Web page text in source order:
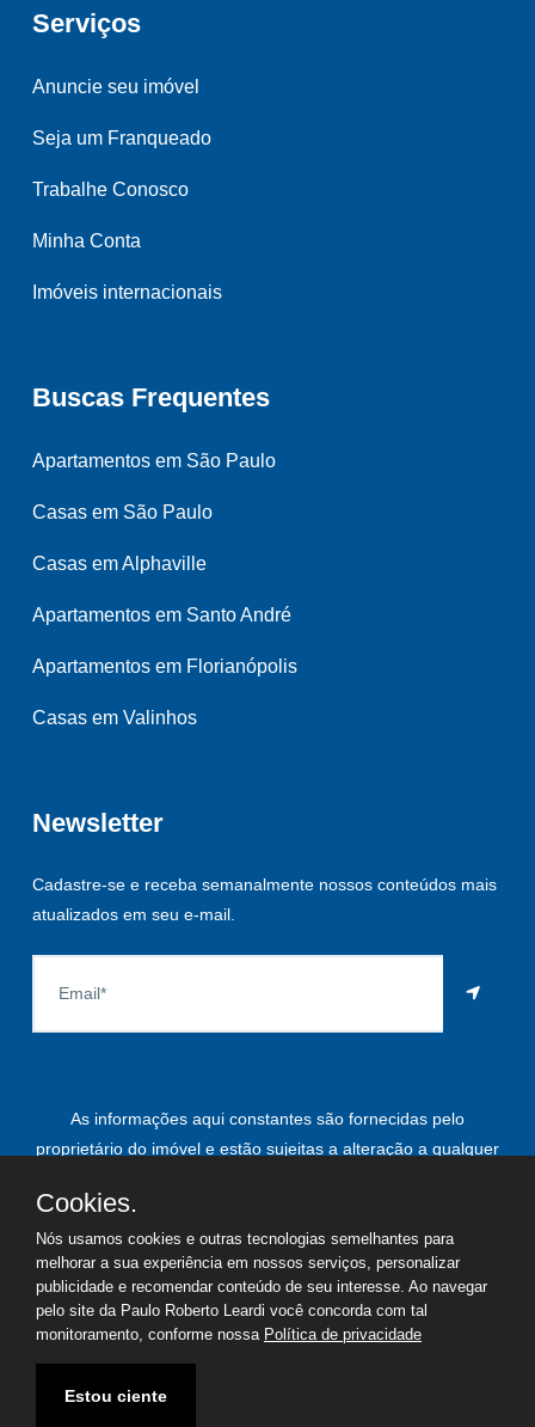
Serviços
Anuncie seu imóvel
Seja um Franqueado
Trabalhe Conosco
Minha Conta
Imóveis internacionais
Buscas Frequentes
Apartamentos em São Paulo
Casas em São Paulo
Casas em Alphaville
Apartamentos em Santo André
Apartamentos em Florianópolis
Casas em Valinhos
Newsletter
Cadastre-se e receba semanalmente nossos conteúdos mais
atualizados em seu e-mail.
As informações aqui constantes são fornecidas pelo
proprietário do imóvel e estão sujeitas a alteração a qualquer
©2026Copyright - Paulo Roberto Leardi | Todos os direitos
reservados
Cookies.
Nós usamos cookies e outras tecnologias semelhantes para
melhorar a sua experiência em nossos serviços, personalizar
publicidade e recomendar conteúdo de seu interesse. Ao navegar
pelo site da Paulo Roberto Leardi você concorda com tal
monitoramento, conforme nossa Política de privacidade
Estou ciente